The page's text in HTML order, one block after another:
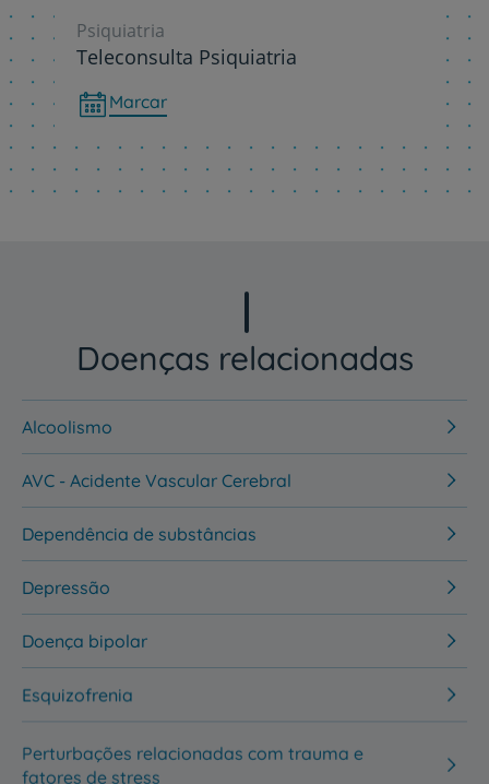
Psiquiatria
Teleconsulta Psiquiatria
Marcar
Doenças relacionadas
Alcoolismo
AVC - Acidente Vascular Cerebral
Dependência de substâncias
Depressão
Doença bipolar
Esquizofrenia
Perturbações relacionadas com trauma e
fatores de stress